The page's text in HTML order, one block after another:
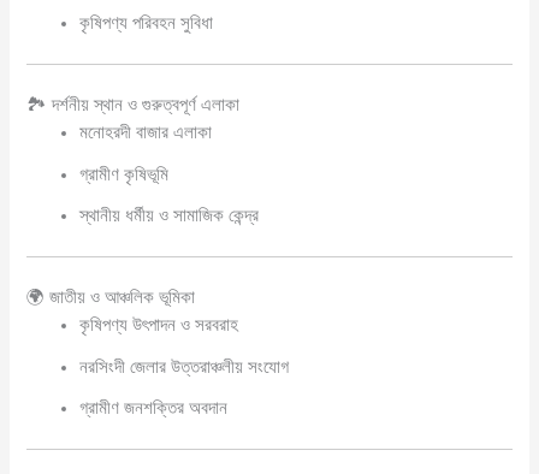
কৃষিপণ্য পরিবহন সুবিধা
🏞️ দর্শনীয় স্থান ও গুরুত্বপূর্ণ এলাকা
মনোহরদী বাজার এলাকা
গ্রামীণ কৃষিভূমি
স্থানীয় ধর্মীয় ও সামাজিক কেন্দ্র
🌍 জাতীয় ও আঞ্চলিক ভূমিকা
কৃষিপণ্য উৎপাদন ও সরবরাহ
নরসিংদী জেলার উত্তরাঞ্চলীয় সংযোগ
গ্রামীণ জনশক্তির অবদান